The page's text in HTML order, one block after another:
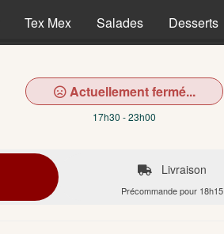
Tex Mex Salades Desserts
Actuellement fermé...
17h30 - 23h00
Livraison
Précommande pour 18h15